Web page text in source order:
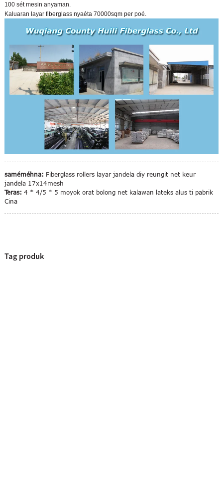
100 sét mesin anyaman.
Kaluaran layar fiberglass nyaéta 70000sqm per poé.
saméméhna: Fiberglass rollers layar jandela diy reungit net keur
jandela 17x14mesh
Teras: 4 * 4/5 * 5 moyok orat bolong net kalawan lateks alus ti pabrik
Cina
Tag produk